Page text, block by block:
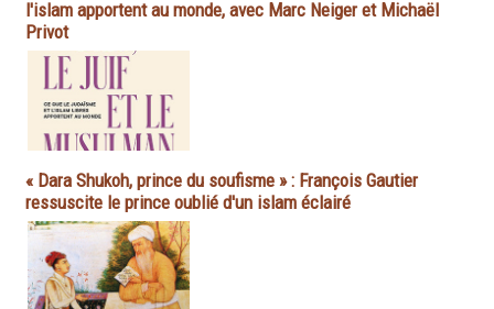
l'islam apportent au monde, avec Marc Neiger et Michaël
Privot
« Dara Shukoh, prince du soufisme » : François Gautier
ressuscite le prince oublié d'un islam éclairé